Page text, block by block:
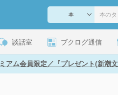
談話室 ブクログ通信
アム会員限定／『プレゼント(新潮